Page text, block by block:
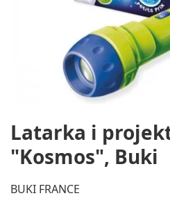
Latarka i
"Kosmos", Buki
BUKI FRANCE